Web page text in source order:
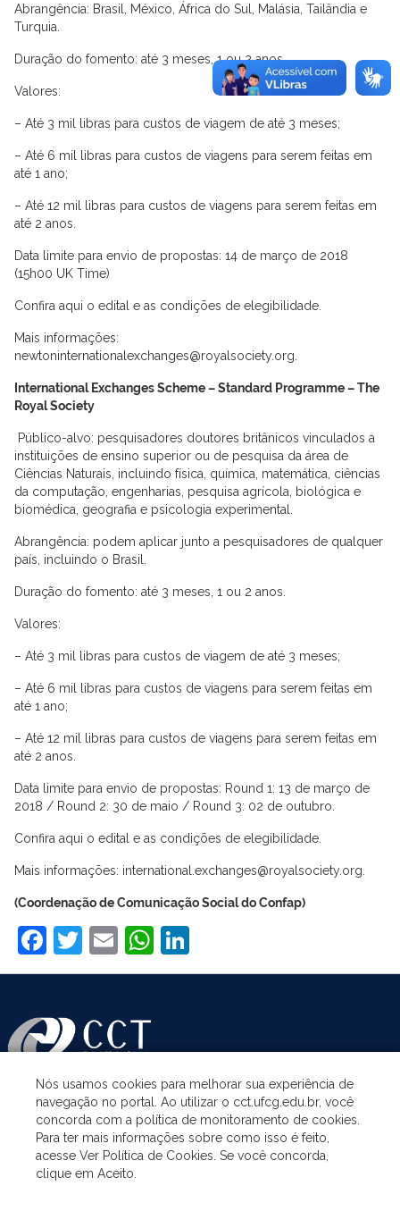
Abrangência: Brasil, México, África do Sul, Malásia, Tailândia e
Turquia.
Duração do fomento: até 3 meses, 1 ou 2 anos.
Valores:
– Até 3 mil libras para custos de viagem de até 3 meses;
– Até 6 mil libras para custos de viagens para serem feitas em
até 1 ano;
– Até 12 mil libras para custos de viagens para serem feitas em
até 2 anos.
Data limite para envio de propostas: 14 de março de 2018
(15h00 UK Time)
Confira aqui o edital e as condições de elegibilidade.
Mais informações:
newtoninternationalexchanges@royalsociety.org.
International Exchanges Scheme – Standard Programme – The
Royal Society
Público-alvo: pesquisadores doutores britânicos vinculados a
instituições de ensino superior ou de pesquisa da área de
Ciências Naturais, incluindo física, química, matemática, ciências
da computação, engenharias, pesquisa agrícola, biológica e
biomédica, geografia e psicologia experimental.
Abrangência: podem aplicar junto a pesquisadores de qualquer
país, incluindo o Brasil.
Duração do fomento: até 3 meses, 1 ou 2 anos.
Valores:
– Até 3 mil libras para custos de viagem de até 3 meses;
– Até 6 mil libras para custos de viagens para serem feitas em
até 1 ano;
– Até 12 mil libras para custos de viagens para serem feitas em
até 2 anos.
Data limite para envio de propostas: Round 1: 13 de março de
2018 / Round 2: 30 de maio / Round 3: 02 de outubro.
Confira aqui o edital e as condições de elegibilidade.
Mais informações: international.exchanges@royalsociety.org.
(Coordenação de Comunicação Social do Confap)
Facebook
Twitter
EmailWhatsApp
ASSUNTOS
ACESSO À INFORMAÇÃO
Nós usamos cookies para melhorar sua experiência de
navegação no portal. Ao utilizar o cct.ufcg.edu.br, você
concorda com a política de monitoramento de cookies.
Para ter mais informações sobre como isso é feito,
acesse Ver Política de Cookies. Se você concorda,
clique em Aceito.